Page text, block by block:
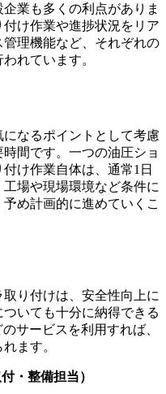
業も多くの利点がありま
け作業や進捗状況をリア
理機能など、それぞれの
れています。
なるポイントとして考慮
間です。一つの油圧ショ
け作業自体は、通常1日
場や現場環境など条件に
め計画的に進めていくこ
り付けは、安全性向上に
いても十分に納得できる
サービスを利用すれば、
ます。
・整備担当）